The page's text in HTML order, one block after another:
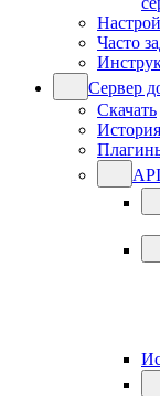
Часто
Сервер
Скачать
API